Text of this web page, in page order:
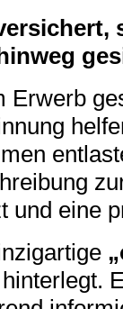
Erwerb
und eine
hinterlegt.